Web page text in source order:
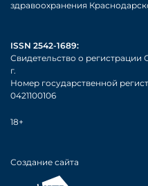
здравоохранения
ISSN 2542-1689:
Свидетельство о
г.
Номер государственной
0421100106
18+
Создание сайта